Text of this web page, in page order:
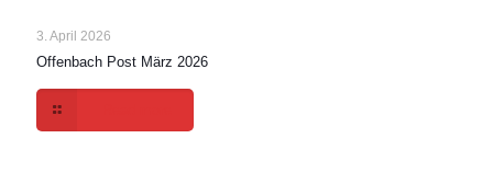
3. April 2026
Offenbach Post März 2026